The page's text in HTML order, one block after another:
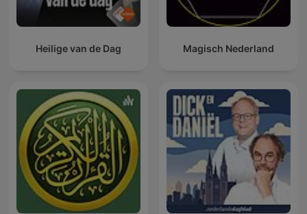
Heilige van de Dag Magisch Nederland